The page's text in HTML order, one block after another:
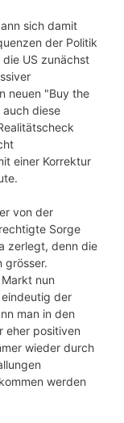
sich damit
der Politik
US zunächst
neuen "Buy the
auch diese
einer Korrektur
von der
Sorge
zerlegt, denn die
grösser.
nun
der
man in den
eher positiven
wieder durch
werden